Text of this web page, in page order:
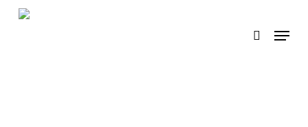
Skip
search
Menu